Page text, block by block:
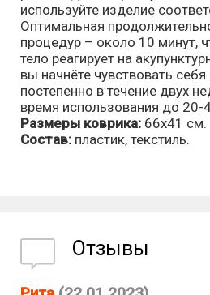
используйте изделие
Оптимальная
процедур – около 10 минут,
тело реагирует на
вы начнёте чувствовать
постепенно в течение двух
время использования до 20-
Размеры коврика: 66x41 см.
Состав: пластик, текстиль.
Отзывы